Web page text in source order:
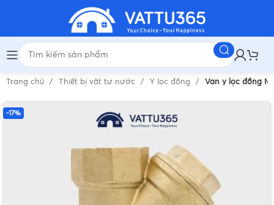
Trang chủ Thiết bị vật tư nước Y lọc đồng Van y lọc đồng
-17%